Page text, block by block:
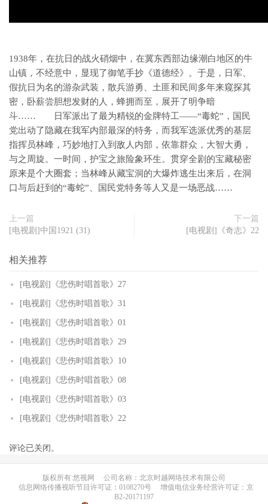
1938年，在抗日的战火硝烟中，在冀东西部边缘潮白地区的牛
山镇，不经意中，显现了御笔手抄《道德经》。于是，日军、
假抗日为名的游杂武装，散兵游勇、土匪和民间多年来窥探其
密，卧薪尝胆想发财的人，蜂拥而至，展开了明争暗
斗…… 日军派出了最为精锐的金牌特工——“毒蛇”，国民
党出动了隐藏在我军内部最深的特务，而我军选派优秀的基层
指挥员林峰，巧妙地打入到敌人内部，依靠群众，大智大勇，
与之周旋。一时间，护宝之旅险象环生。贯穿全剧的宝藏秘密
原来是个大圈套；当林峰从藏宝洞的大爆炸逃生出来后，在洞
口与后赶到的“毒蛇”、国民党特务等人又是一场恶战……
上一篇
[电视剧]中国1921 (31)
下一篇
[电视剧]《奇志》22
相关推荐
[电视剧]《悲伤时唱首歌》27
[电视剧]《悲伤时唱首歌》31
[电视剧]《悲伤时唱首歌》01
[电视剧]《悲伤时唱首歌》29
[电视剧]《悲伤时唱首歌》10
[电视剧]《悲伤时唱首歌》08
[电视剧]《悲伤时唱首歌》03
[电视剧]《悲伤时唱首歌》22
评论已关闭。
版权所有:悠视网
公司名称：北京时越网络技术有限公司
信息网络传播视听节目许可证：0108270号
增值电信业务经营许可证：京
B2-20171197